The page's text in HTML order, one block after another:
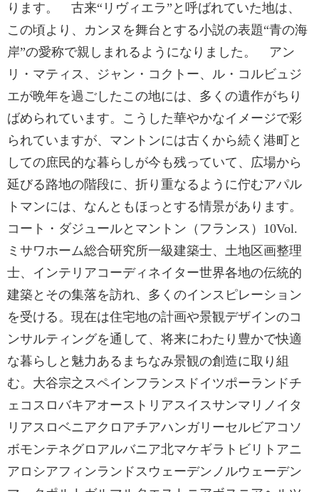
ります。 古来“リヴィエラ”と呼ばれていた地は、
この頃より、カンヌを舞台とする小説の表題“青の海
岸”の愛称で親しまれるようになりました。 アン
リ・マティス、ジャン・コクトー、ル・コルビュジ
エが晩年を過ごしたこの地には、多くの遺作がちり
ばめられています。こうした華やかなイメージで彩
られていますが、マントンには古くから続く港町と
しての庶民的な暮らしが今も残っていて、広場から
延びる路地の階段に、折り重なるように佇むアパル
トマンには、なんともほっとする情景があります。
コート・ダジュールとマントン（フランス）10Vol.
ミサワホーム総合研究所一級建築士、土地区画整理
士、インテリアコーディネイター世界各地の伝統的
建築とその集落を訪れ、多くのインスピレーション
を受ける。現在は住宅地の計画や景観デザインのコ
ンサルティングを通して、将来にわたり豊かで快適
な暮らしと魅力あるまちなみ景観の創造に取り組
む。大谷宗之スペインフランスドイツポーランドチ
ェコスロバキアオーストリアスイスサンマリノイタ
リアスロベニアクロアチアハンガリーセルビアコソ
ボモンテネグロアルバニア北マケギラトビリトアニ
アロシアフィンランドスウェーデンノルウェーデン